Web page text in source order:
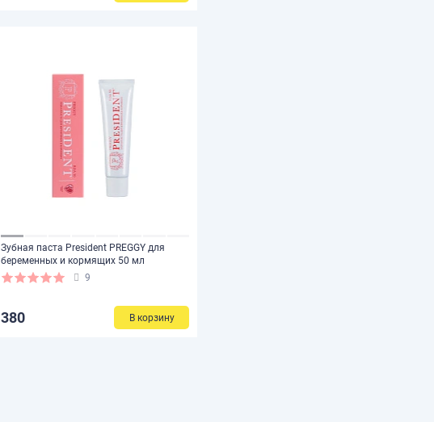
Зубная паста President PREGGY для
беременных и кормящих 50 мл
9
380 В корзину